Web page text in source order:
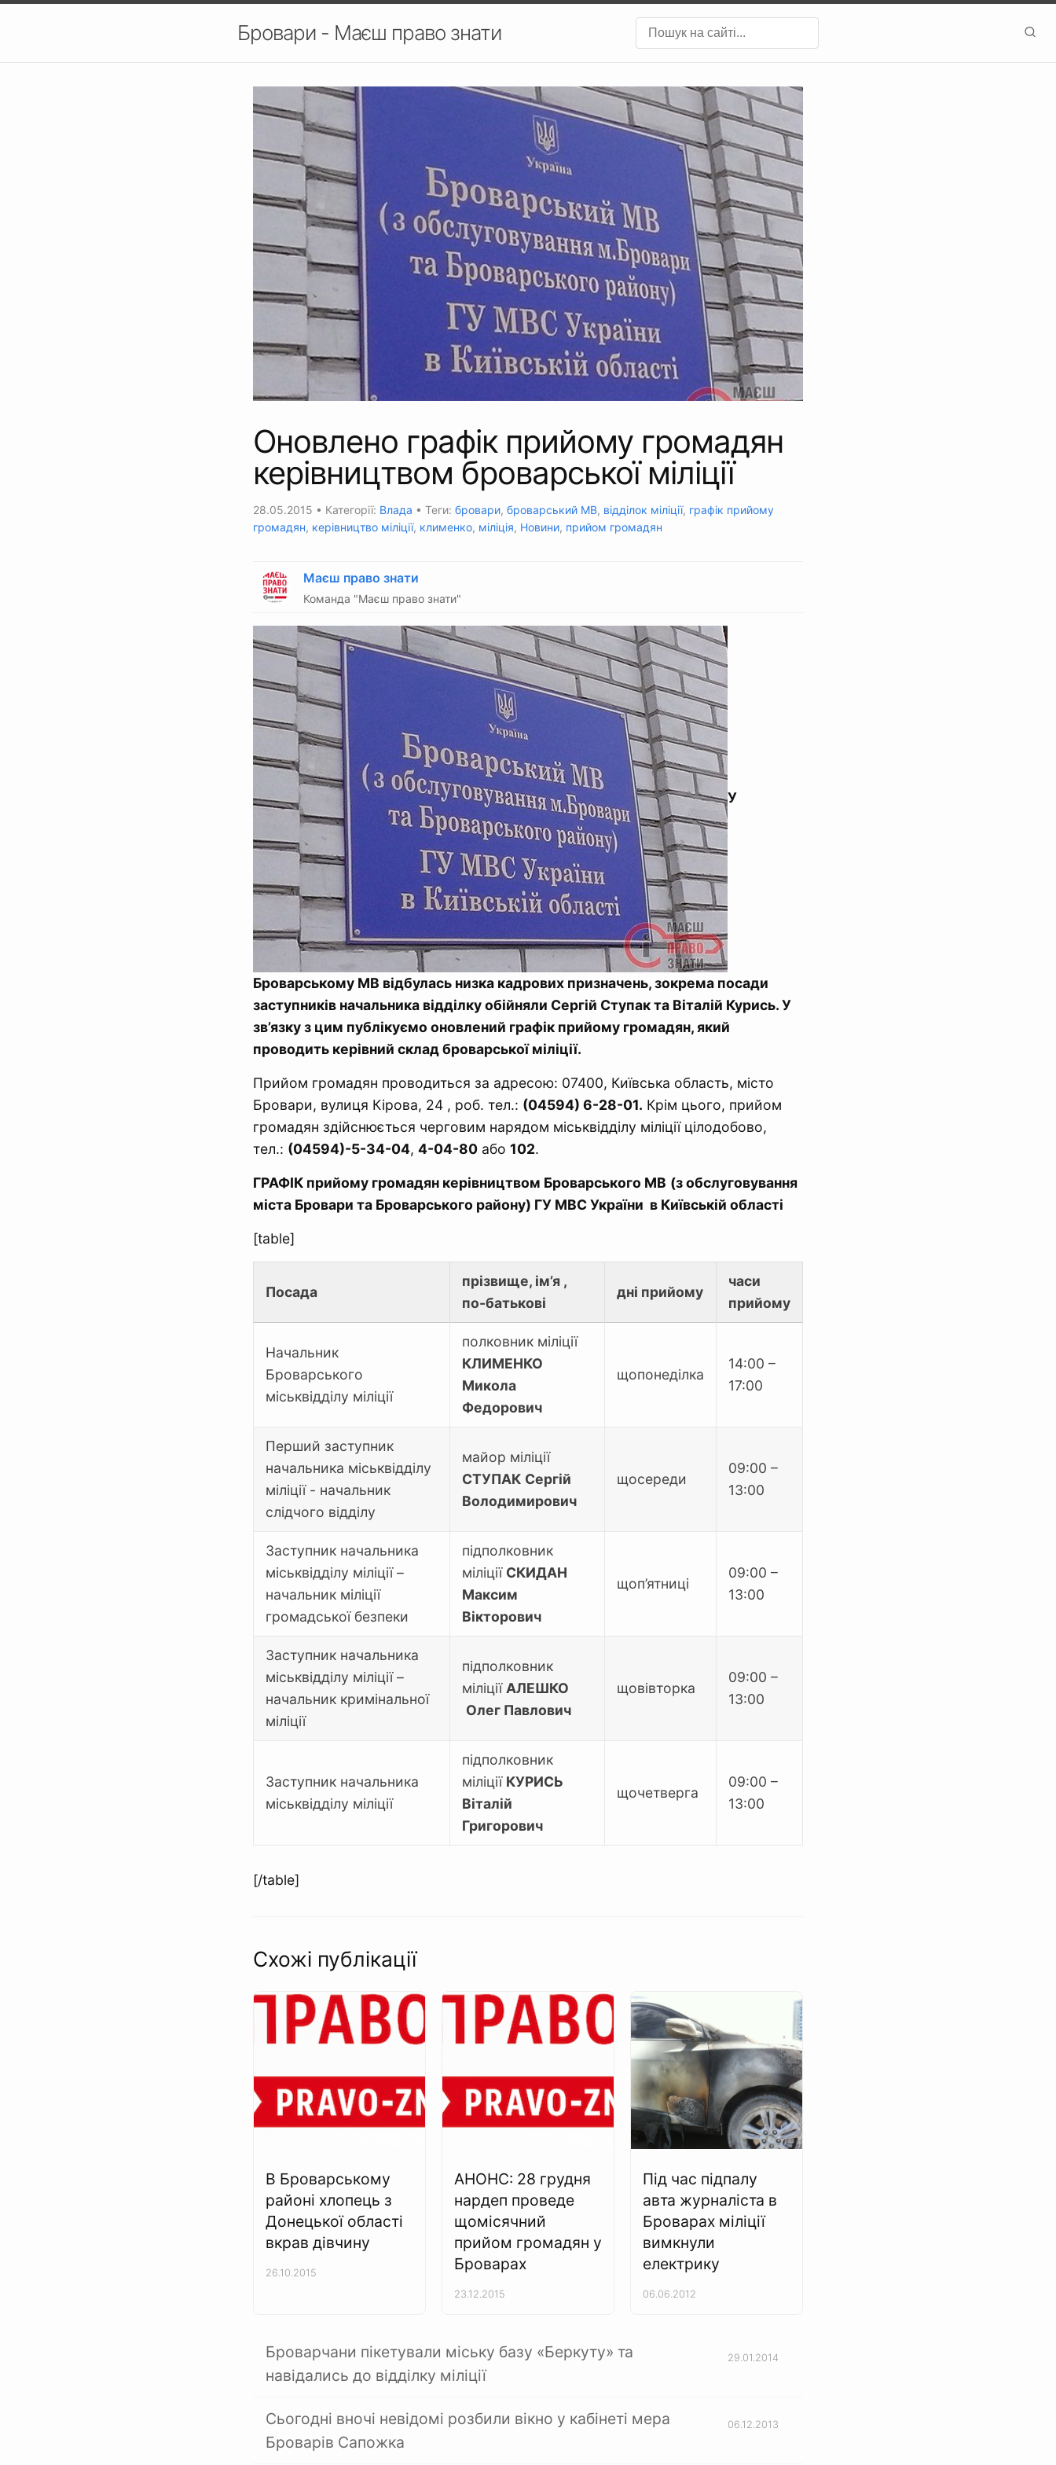
Бровари - Маєш право знати
Оновлено графік прийому громадян
керівництвом броварської міліції
28.05.2015 • Категорії: Влада • Теги: бровари, броварський МВ, відділок міліції, графік прийому
громадян, керівництво міліції, клименко, міліція, Новини, прийом громадян
Маєш право знати
Команда "Маєш право знати"
У
Броварському МВ відбулась низка кадрових призначень, зокрема посади
заступників начальника відділку обійняли Сергій Ступак та Віталій Курись. У
зв’язку з цим публікуємо оновлений графік прийому громадян, який
проводить керівний склад броварської міліції.
Прийом громадян проводиться за адресою: 07400, Київська область, місто
Бровари, вулиця Кірова, 24 , роб. тел.: (04594) 6-28-01. Крім цього, прийом
громадян здійснюється черговим нарядом міськвідділу міліції цілодобово,
тел.: (04594)-5-34-04, 4-04-80 або 102.
ГРАФІК прийому громадян керівництвом Броварського МВ (з обслуговування
міста Бровари та Броварського району) ГУ МВС України в Київській області
[table]
Посада
прізвище, ім’я ,
по-батькові
дні прийому
часи
прийому
Начальник
Броварського
міськвідділу міліції
полковник міліції
КЛИМЕНКО
Микола
Федорович
щопонеділка
14:00 –
17:00
Перший заступник
начальника міськвідділу
міліції - начальник
слідчого відділу
майор міліції
СТУПАК Сергій
Володимирович
щосереди
09:00 –
13:00
Заступник начальника
міськвідділу міліції –
начальник міліції
громадської безпеки
підполковник
міліції СКИДАН
Максим
Вікторович
щоп’ятниці
09:00 –
13:00
Заступник начальника
міськвідділу міліції –
начальник кримінальної
міліції
підполковник
міліції АЛЕШКО
Олег Павлович
щовівторка
09:00 –
13:00
Заступник начальника
міськвідділу міліції
підполковник
міліції КУРИСЬ
Віталій
Григорович
щочетверга
09:00 –
13:00
[/table]
Схожі публікації
В Броварському
районі хлопець з
Донецької області
вкрав дівчину
26.10.2015
АНОНС: 28 грудня
нардеп проведе
щомісячний
прийом громадян у
Броварах
23.12.2015
Під час підпалу
авта журналіста в
Броварах міліції
вимкнули
електрику
06.06.2012
Броварчани пікетували міську базу «Беркуту» та
навідались до відділку міліції
29.01.2014
Сьогодні вночі невідомі розбили вікно у кабінеті мера
Броварів Сапожка
06.12.2013